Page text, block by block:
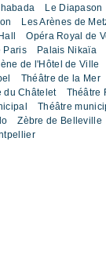
Le Diapason
Les Arènes de
Opéra Royal de
Paris
Palais Nikaïa
de l'Hôtel de Ville
Théâtre de la Mer
du Châtelet
Théâtre
Théâtre
Zèbre de Belleville